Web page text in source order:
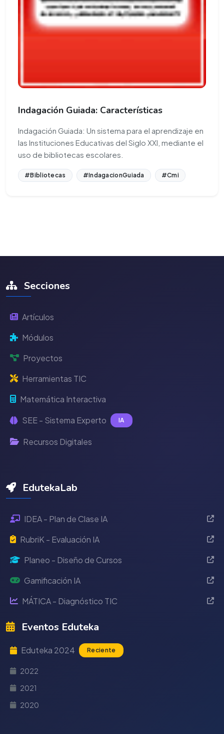
Indagación Guiada: Características
Indagación Guiada: Un sistema para el aprendizaje en
las Instituciones Educativas del Siglo XXI, mediante el
uso de bibliotecas escolares.
#Bibliotecas #IndagacionGuiada #Cmi
Secciones
Artículos
Módulos
Proyectos
Herramientas TIC
Matemática Interactiva
SEE - Sistema Experto IA
Recursos Digitales
EdutekaLab
IDEA - Plan de Clase IA
RubriK - Evaluación IA
Planeo - Diseño de Cursos
Gamificación IA
MÁTICA - Diagnóstico TIC
Eventos Eduteka
Eduteka 2024 Reciente
2022
2021
2020